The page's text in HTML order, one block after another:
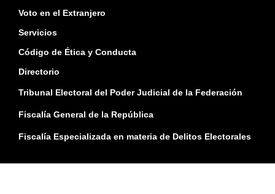
Voto en el Extranjero
Servicios
Código de Ética y Conducta
Directorio
Tribunal Electoral del Poder Judicial de la Federación
Fiscalía General de la República
Fiscalía Especializada en materia de Delitos Electorales